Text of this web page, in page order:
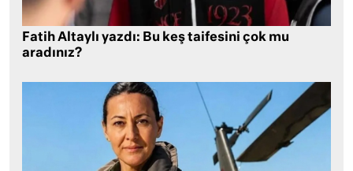
Fatih Altaylı yazdı: Bu keş taifesini çok mu
aradınız?